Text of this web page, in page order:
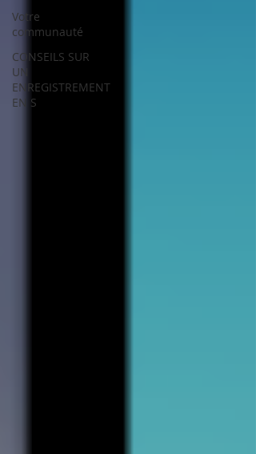
Votre
communauté
CONSEILS SUR
UN
ENREGISTREMENT
EN S